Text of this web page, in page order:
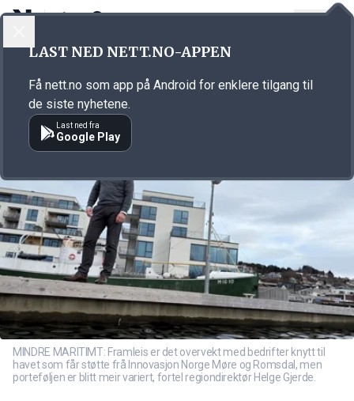
Annonsørinnhold
MINDRE MARITIMT: Framleis er det overvekt med bedrifter knytt til
havet som får støtte frå Innovasjon Norge Møre og Romsdal, men
porteføljen er blitt meir variert, fortel regiondirektør Helge Gjerde.
LAST NED NETT.NO-APPEN
Få nett.no som app på Android for enklere tilgang til
de siste nyhetene.
Last ned fra
Google Play